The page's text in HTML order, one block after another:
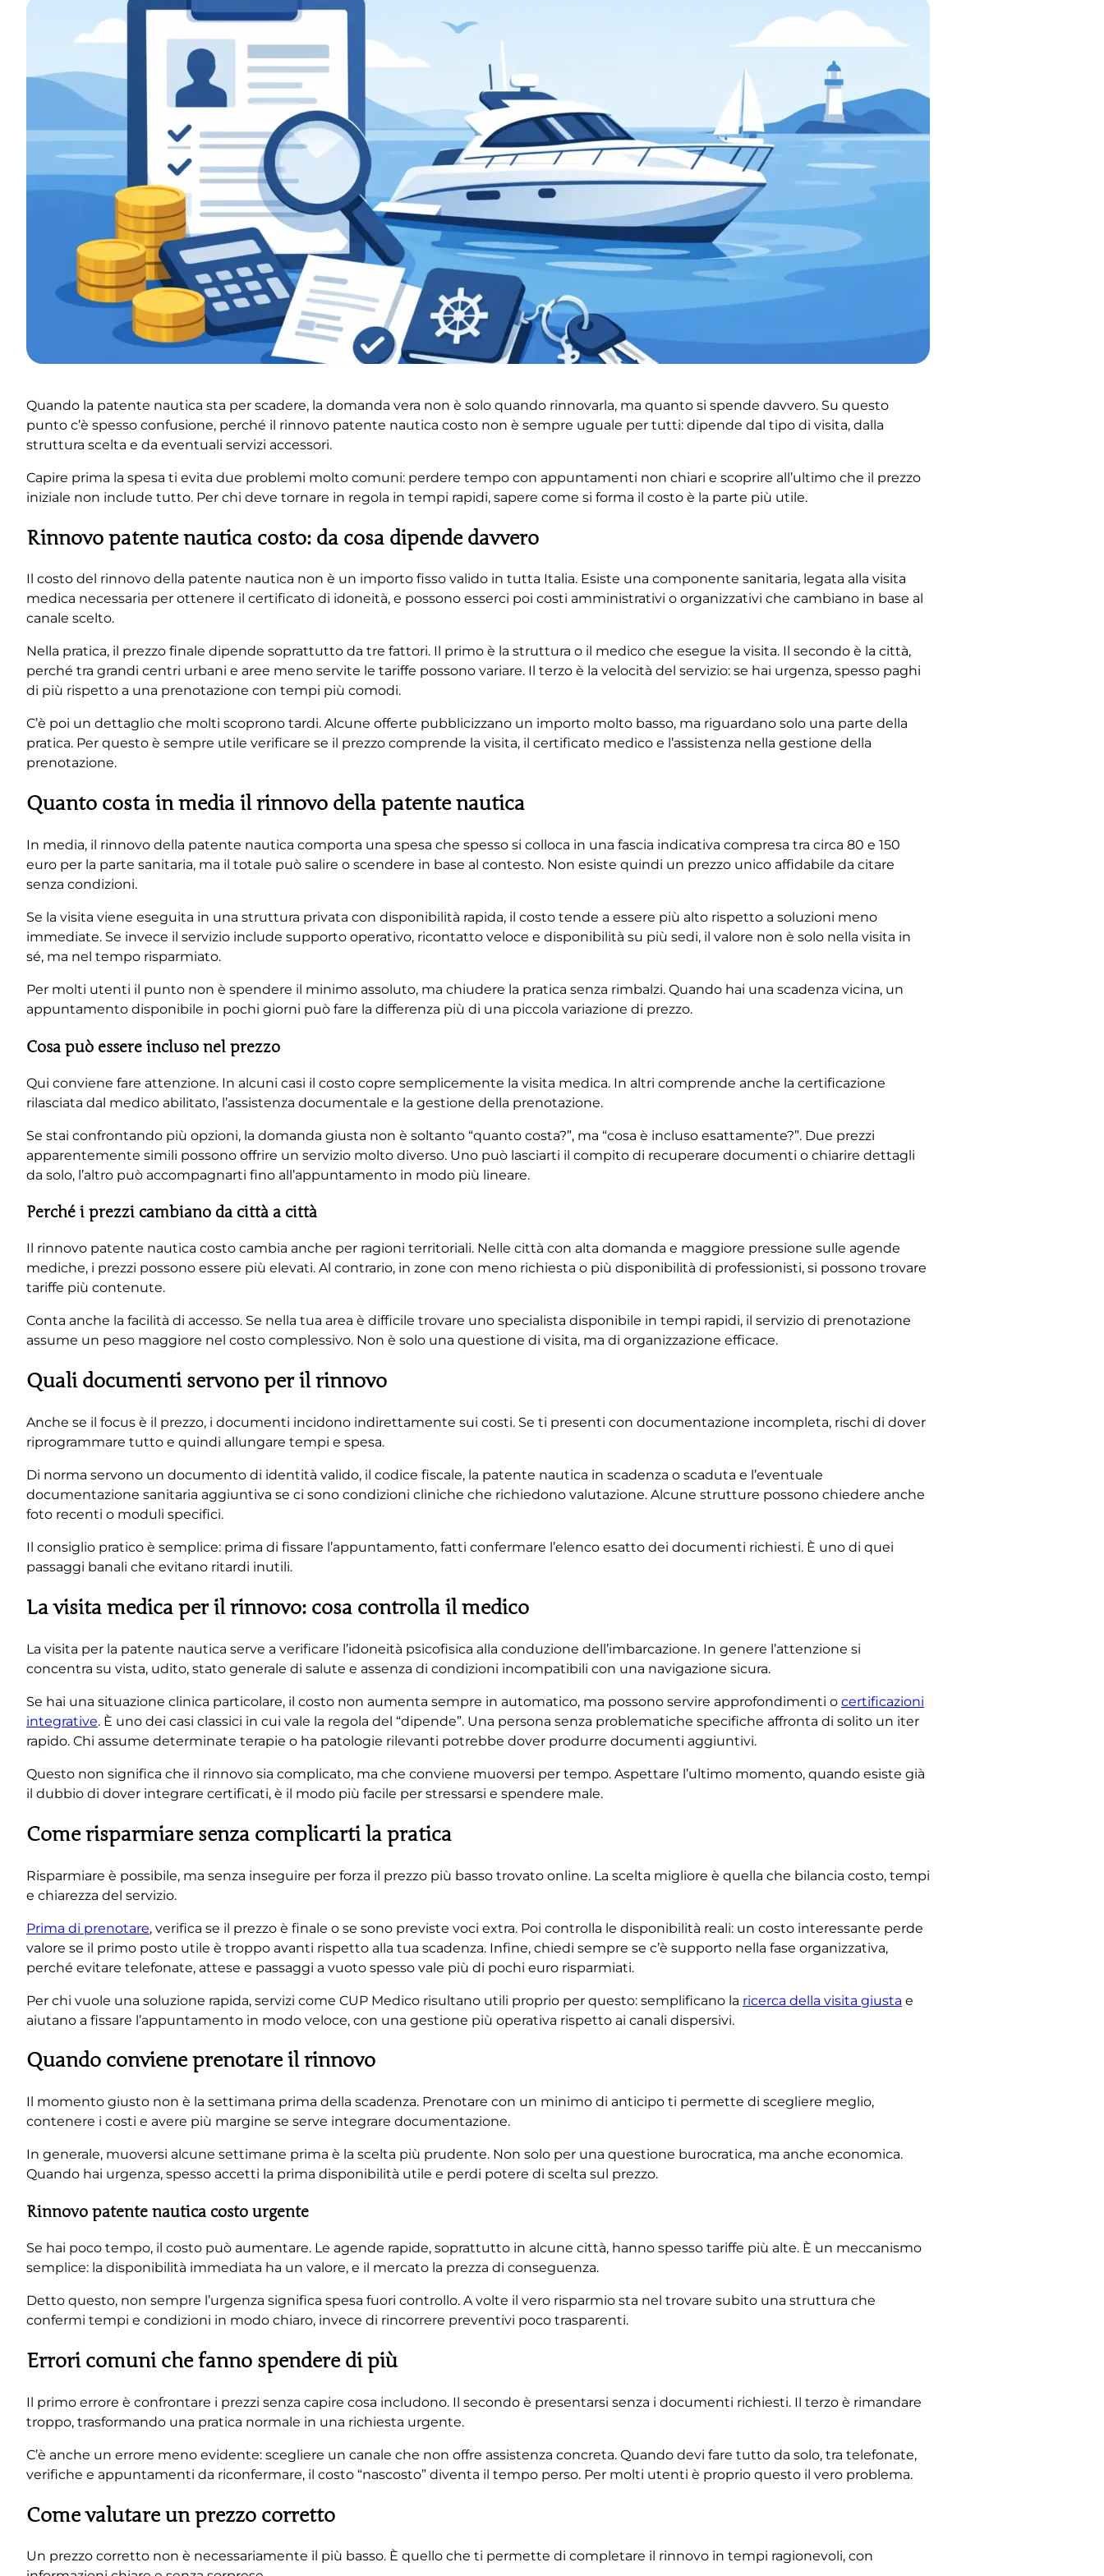
Quando la patente nautica sta per scadere, la domanda vera non è solo quando rinnovarla, ma quanto si spende davvero. Su questo
punto c’è spesso confusione, perché il rinnovo patente nautica costo non è sempre uguale per tutti: dipende dal tipo di visita, dalla
struttura scelta e da eventuali servizi accessori.
Capire prima la spesa ti evita due problemi molto comuni: perdere tempo con appuntamenti non chiari e scoprire all’ultimo che il prezzo
iniziale non include tutto. Per chi deve tornare in regola in tempi rapidi, sapere come si forma il costo è la parte più utile.
Rinnovo patente nautica costo: da cosa dipende davvero
Il costo del rinnovo della patente nautica non è un importo fisso valido in tutta Italia. Esiste una componente sanitaria, legata alla visita
medica necessaria per ottenere il certificato di idoneità, e possono esserci poi costi amministrativi o organizzativi che cambiano in base al
canale scelto.
Nella pratica, il prezzo finale dipende soprattutto da tre fattori. Il primo è la struttura o il medico che esegue la visita. Il secondo è la città,
perché tra grandi centri urbani e aree meno servite le tariffe possono variare. Il terzo è la velocità del servizio: se hai urgenza, spesso paghi
di più rispetto a una prenotazione con tempi più comodi.
C’è poi un dettaglio che molti scoprono tardi. Alcune offerte pubblicizzano un importo molto basso, ma riguardano solo una parte della
pratica. Per questo è sempre utile verificare se il prezzo comprende la visita, il certificato medico e l’assistenza nella gestione della
prenotazione.
Quanto costa in media il rinnovo della patente nautica
In media, il rinnovo della patente nautica comporta una spesa che spesso si colloca in una fascia indicativa compresa tra circa 80 e 150
euro per la parte sanitaria, ma il totale può salire o scendere in base al contesto. Non esiste quindi un prezzo unico affidabile da citare
senza condizioni.
Se la visita viene eseguita in una struttura privata con disponibilità rapida, il costo tende a essere più alto rispetto a soluzioni meno
immediate. Se invece il servizio include supporto operativo, ricontatto veloce e disponibilità su più sedi, il valore non è solo nella visita in
sé, ma nel tempo risparmiato.
Per molti utenti il punto non è spendere il minimo assoluto, ma chiudere la pratica senza rimbalzi. Quando hai una scadenza vicina, un
appuntamento disponibile in pochi giorni può fare la differenza più di una piccola variazione di prezzo.
Cosa può essere incluso nel prezzo
Qui conviene fare attenzione. In alcuni casi il costo copre semplicemente la visita medica. In altri comprende anche la certificazione
rilasciata dal medico abilitato, l’assistenza documentale e la gestione della prenotazione.
Se stai confrontando più opzioni, la domanda giusta non è soltanto “quanto costa?”, ma “cosa è incluso esattamente?”. Due prezzi
apparentemente simili possono offrire un servizio molto diverso. Uno può lasciarti il compito di recuperare documenti o chiarire dettagli
da solo, l’altro può accompagnarti fino all’appuntamento in modo più lineare.
Perché i prezzi cambiano da città a città
Il rinnovo patente nautica costo cambia anche per ragioni territoriali. Nelle città con alta domanda e maggiore pressione sulle agende
mediche, i prezzi possono essere più elevati. Al contrario, in zone con meno richiesta o più disponibilità di professionisti, si possono trovare
tariffe più contenute.
Conta anche la facilità di accesso. Se nella tua area è difficile trovare uno specialista disponibile in tempi rapidi, il servizio di prenotazione
assume un peso maggiore nel costo complessivo. Non è solo una questione di visita, ma di organizzazione efficace.
Quali documenti servono per il rinnovo
Anche se il focus è il prezzo, i documenti incidono indirettamente sui costi. Se ti presenti con documentazione incompleta, rischi di dover
riprogrammare tutto e quindi allungare tempi e spesa.
Di norma servono un documento di identità valido, il codice fiscale, la patente nautica in scadenza o scaduta e l’eventuale
documentazione sanitaria aggiuntiva se ci sono condizioni cliniche che richiedono valutazione. Alcune strutture possono chiedere anche
foto recenti o moduli specifici.
Il consiglio pratico è semplice: prima di fissare l’appuntamento, fatti confermare l’elenco esatto dei documenti richiesti. È uno di quei
passaggi banali che evitano ritardi inutili.
La visita medica per il rinnovo: cosa controlla il medico
La visita per la patente nautica serve a verificare l’idoneità psicofisica alla conduzione dell’imbarcazione. In genere l’attenzione si
concentra su vista, udito, stato generale di salute e assenza di condizioni incompatibili con una navigazione sicura.
Se hai una situazione clinica particolare, il costo non aumenta sempre in automatico, ma possono servire approfondimenti o certificazioni
integrative. È uno dei casi classici in cui vale la regola del “dipende”. Una persona senza problematiche specifiche affronta di solito un iter
rapido. Chi assume determinate terapie o ha patologie rilevanti potrebbe dover produrre documenti aggiuntivi.
Questo non significa che il rinnovo sia complicato, ma che conviene muoversi per tempo. Aspettare l’ultimo momento, quando esiste già
il dubbio di dover integrare certificati, è il modo più facile per stressarsi e spendere male.
Come risparmiare senza complicarti la pratica
Risparmiare è possibile, ma senza inseguire per forza il prezzo più basso trovato online. La scelta migliore è quella che bilancia costo, tempi
e chiarezza del servizio.
Prima di prenotare, verifica se il prezzo è finale o se sono previste voci extra. Poi controlla le disponibilità reali: un costo interessante perde
valore se il primo posto utile è troppo avanti rispetto alla tua scadenza. Infine, chiedi sempre se c’è supporto nella fase organizzativa,
perché evitare telefonate, attese e passaggi a vuoto spesso vale più di pochi euro risparmiati.
Per chi vuole una soluzione rapida, servizi come CUP Medico risultano utili proprio per questo: semplificano la ricerca della visita giusta e
aiutano a fissare l’appuntamento in modo veloce, con una gestione più operativa rispetto ai canali dispersivi.
Quando conviene prenotare il rinnovo
Il momento giusto non è la settimana prima della scadenza. Prenotare con un minimo di anticipo ti permette di scegliere meglio,
contenere i costi e avere più margine se serve integrare documentazione.
In generale, muoversi alcune settimane prima è la scelta più prudente. Non solo per una questione burocratica, ma anche economica.
Quando hai urgenza, spesso accetti la prima disponibilità utile e perdi potere di scelta sul prezzo.
Rinnovo patente nautica costo urgente
Se hai poco tempo, il costo può aumentare. Le agende rapide, soprattutto in alcune città, hanno spesso tariffe più alte. È un meccanismo
semplice: la disponibilità immediata ha un valore, e il mercato la prezza di conseguenza.
Detto questo, non sempre l’urgenza significa spesa fuori controllo. A volte il vero risparmio sta nel trovare subito una struttura che
confermi tempi e condizioni in modo chiaro, invece di rincorrere preventivi poco trasparenti.
Errori comuni che fanno spendere di più
Il primo errore è confrontare i prezzi senza capire cosa includono. Il secondo è presentarsi senza i documenti richiesti. Il terzo è rimandare
troppo, trasformando una pratica normale in una richiesta urgente.
C’è anche un errore meno evidente: scegliere un canale che non offre assistenza concreta. Quando devi fare tutto da solo, tra telefonate,
verifiche e appuntamenti da riconfermare, il costo “nascosto” diventa il tempo perso. Per molti utenti è proprio questo il vero problema.
Come valutare un prezzo corretto
Un prezzo corretto non è necessariamente il più basso. È quello che ti permette di completare il rinnovo in tempi ragionevoli, con